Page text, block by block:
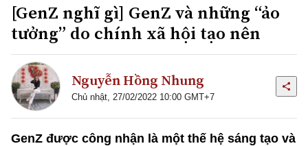
[GenZ nghĩ gì] GenZ và những “ảo
tưởng” do chính xã hội tạo nên
Nguyễn Hồng Nhung
Chủ nhật, 27/02/2022 10:00 GMT+7
GenZ được công nhận là một thế hệ sáng tạo và